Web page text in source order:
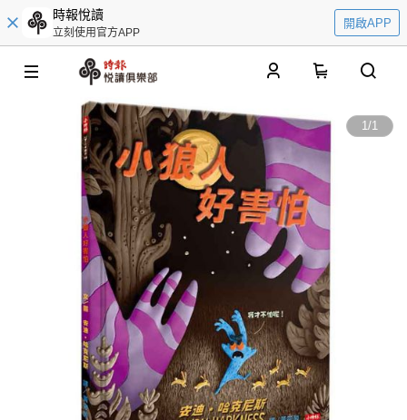
時報悅讀
立刻使用官方APP
開啟APP
1/1